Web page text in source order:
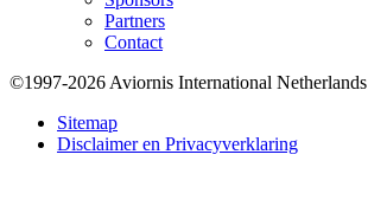
Partners
Contact
Bottom
©1997-2026 Aviornis International Netherlands
Sitemap
Disclaimer en Privacyverklaring